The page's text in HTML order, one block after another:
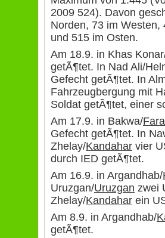
2009 524). Davon
Norden, 73 im
und 515 im Osten.
Am 18.9. in Khas
getÃ¶tet. In Nad Ali/
Gefecht getÃ¶tet. In
Fahrzeugbergung mit
Soldat getÃ¶tet, einer
Am 17.9. in Bakwa/
Gefecht getÃ¶tet. In
Zhelay/Kandahar vier
durch IED getÃ¶tet.
Am 16.9. in Argandhab/
Uruzgan/Uruzgan zwei
Zhelay/Kandahar ein
Am 8.9. in Argandhab/
getÃ¶tet.